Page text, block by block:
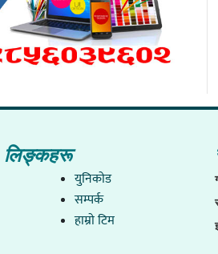
लिङ्कहरू
युनिकाेड
सम्पर्क
हाम्राे टिम